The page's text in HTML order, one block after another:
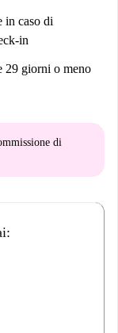
in caso di
in
29 giorni o meno
di